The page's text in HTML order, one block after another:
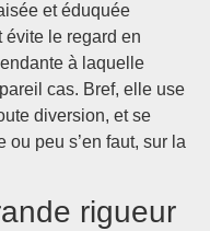
et éduquée
évite le regard en
à laquelle
cas. Bref, elle use
diversion, et se
ou peu s’en faut, sur la
rigueur